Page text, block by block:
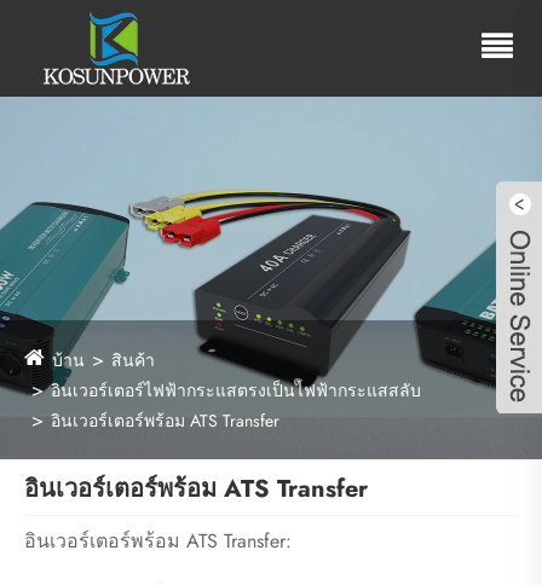
บ้าน
สินค้า
อินเวอร์เตอร์ไฟฟ้ากระแสตรงเป็นไฟฟ้ากระแสสลับ
อินเวอร์เตอร์พร้อม ATS Transfer
อินเวอร์เตอร์พร้อม ATS Transfer
อินเวอร์เตอร์พร้อม ATS Transfer: